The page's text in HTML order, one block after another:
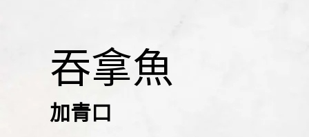
吞拿魚
加青口